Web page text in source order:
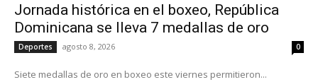
Jornada histórica en el boxeo, República
Dominicana se lleva 7 medallas de oro
Deportes agosto 8, 2026 0
Siete medallas de oro en boxeo este viernes permitieron...